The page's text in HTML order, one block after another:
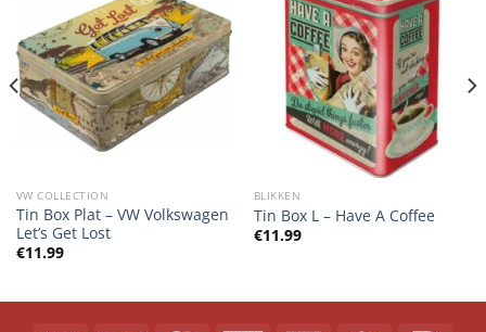
VW COLLECTION
Tin Box Plat – VW Volkswagen
Let’s Get Lost
€11.99
BLIKKEN
Tin Box L – Have A Coffee
€11.99